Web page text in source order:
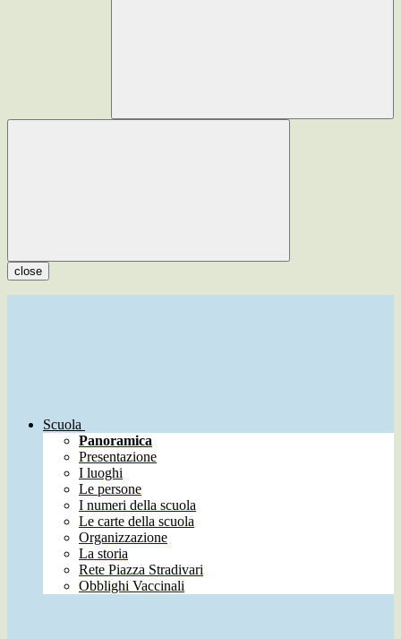
close
Scuola
Panoramica
Presentazione
I luoghi
Le persone
I numeri della scuola
Le carte della scuola
Organizzazione
La storia
Rete Piazza Stradivari
Obblighi Vaccinali